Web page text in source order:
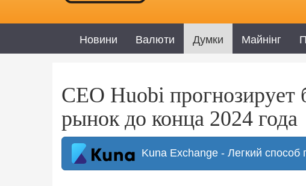
Новини Валюти Думки Майнінг
CEO Huobi
рынок до конца 2024 года
Kuna Exchange - Легкий